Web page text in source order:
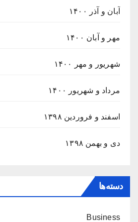
آبان و آذر ۱۴۰۰
مهر و آبان ۱۴۰۰
شهریور و مهر ۱۴۰۰
مرداد و شهریور ۱۴۰۰
اسفند و فروردین ۱۳۹۸
دی و بهمن ۱۳۹۸
دسته‌ها
Business